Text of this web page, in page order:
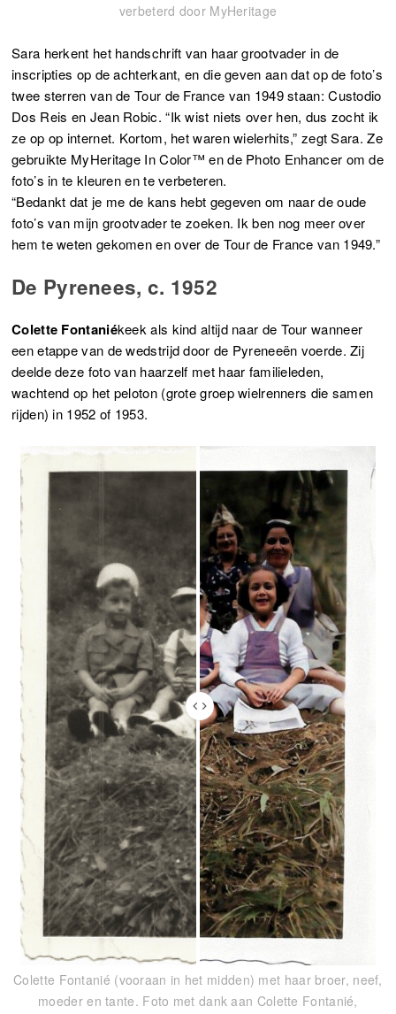
verbeterd door MyHeritage
Sara herkent het handschrift van haar grootvader in de
inscripties op de achterkant, en die geven aan dat op de foto’s
twee sterren van de Tour de France van 1949 staan: Custodio
Dos Reis en Jean Robic. “Ik wist niets over hen, dus zocht ik
ze op op internet. Kortom, het waren wielerhits,” zegt Sara. Ze
gebruikte MyHeritage In Color™ en de Photo Enhancer om de
foto’s in te kleuren en te verbeteren.
“Bedankt dat je me de kans hebt gegeven om naar de oude
foto’s van mijn grootvader te zoeken. Ik ben nog meer over
hem te weten gekomen en over de Tour de France van 1949.”
De Pyrenees, c. 1952
Colette Fontaniékeek als kind altijd naar de Tour wanneer
een etappe van de wedstrijd door de Pyreneeën voerde. Zij
deelde deze foto van haarzelf met haar familieleden,
wachtend op het peloton (grote groep wielrenners die samen
rijden) in 1952 of 1953.
Colette Fontanié (vooraan in het midden) met haar broer, neef,
moeder en tante. Foto met dank aan Colette Fontanié,